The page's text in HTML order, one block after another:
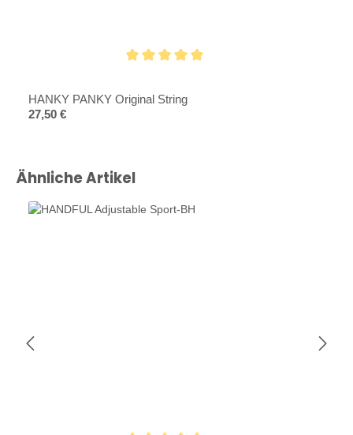
HANKY PANKY Original String
Regulärer Preis:
27,50 €
Produktgalerie überspringen
Ähnliche Artikel